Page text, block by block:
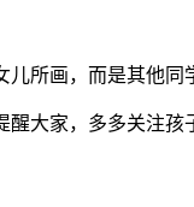
所画，而是其他
醒大家，多多关注孩